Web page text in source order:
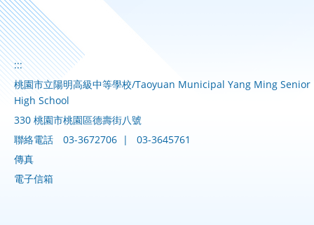
:::
桃園市立陽明高級中等學校/Taoyuan Municipal Yang Ming Senior
High School
330 桃園市桃園區德壽街八號
聯絡電話
03-3672706 |
03-3645761
傳真
電子信箱